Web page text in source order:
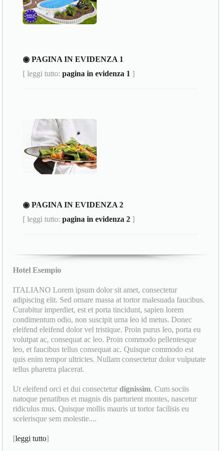
◉ PAGINA IN EVIDENZA 1
[ leggi tutto:pagina in evidenza 1 ]
◉ PAGINA IN EVIDENZA 2
[ leggi tutto:pagina in evidenza 2 ]
Hotel Esempio
ITALIANO Lorem ipsum dolor sit amet, consectetur
adipiscing elit. Sed ornare massa at tortor malesuada faucibus.
Curabitur imperdiet, est et porta tincidunt, sapien lorem
condimentum odio, non suscipit urna leo id metus. Donec
eleifend eleifend dolor vel tristique. Proin purus leo, porta eu
volutpat ac, consequat ac leo. Proin commodo pellentesque
leo, et faucibus tellus consequat ac. Quisque commodo est
quis enim tempor ultricies. Nullam consectetur dolor vulputate
tellus pharetra placerat.
Ut eleifend orci et dui consecteturdignissim. Cum sociis
natoque penatibus et magnis dis parturient montes, nascetur
ridiculus mus. Quisque mollis mauris ut tortor facilisis eu
scelerisque sem molestie....
[leggi tutto]